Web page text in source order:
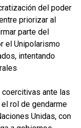
del poder
priorizar al
parte del
el Unipolarismo
intentando
coercitivas ante las
rol de gendarme
Unidas, con